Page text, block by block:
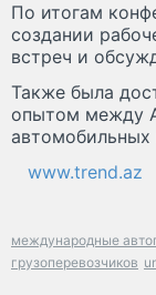
По итогам
создании
встреч и
Также была
опытом между
автомобильных
www.trend.az
международные
грузоперевозчиков